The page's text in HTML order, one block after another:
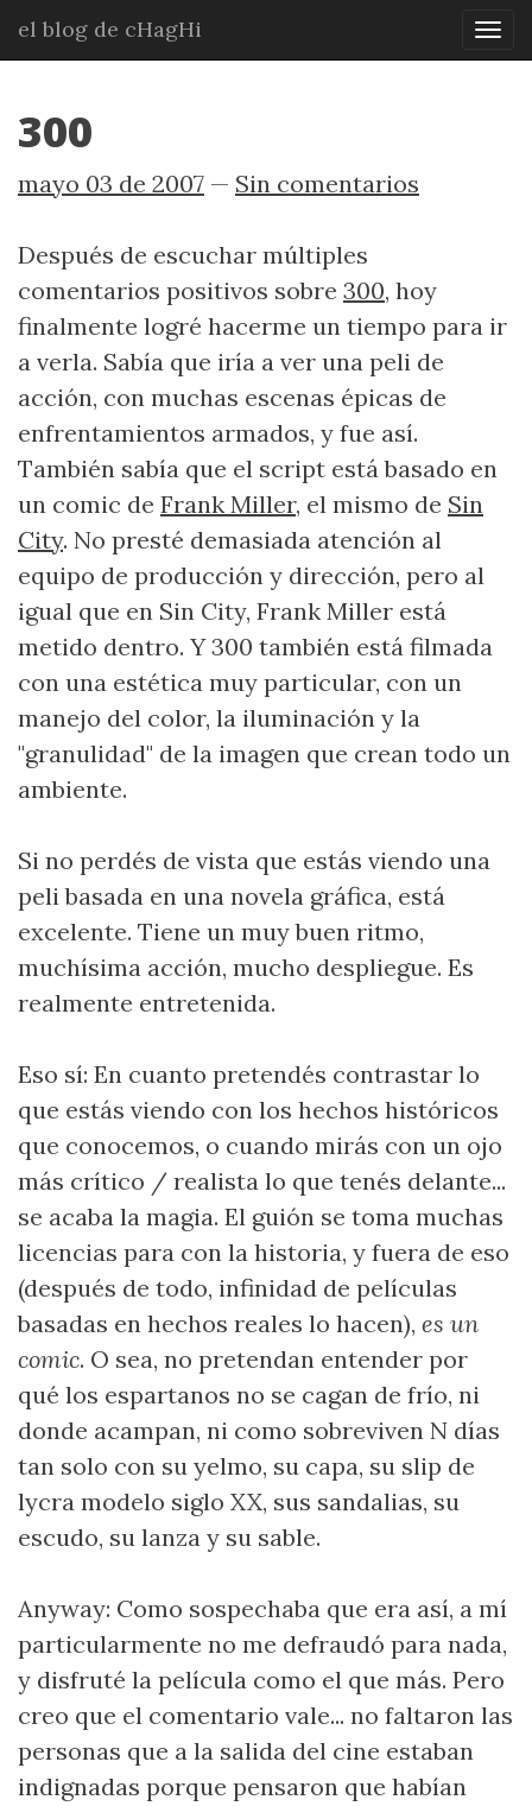
principal
el blog de cHagHi
300
mayo 03 de 2007 Sin comentarios
Después de escuchar múltiples
comentarios positivos sobre 300, hoy
finalmente logré hacerme un tiempo para ir
a verla. Sabía que iría a ver una peli de
acción, con muchas escenas épicas de
enfrentamientos armados, y fue así.
También sabía que el script está basado en
un comic de Frank Miller, el mismo de Sin
City. No presté demasiada atención al
equipo de producción y dirección, pero al
igual que en Sin City, Frank Miller está
metido dentro. Y 300 también está filmada
con una estética muy particular, con un
manejo del color, la iluminación y la
"granulidad" de la imagen que crean todo un
ambiente.
Si no perdés de vista que estás viendo una
peli basada en una novela gráfica, está
excelente. Tiene un muy buen ritmo,
muchísima acción, mucho despliegue. Es
realmente entretenida.
Eso sí: En cuanto pretendés contrastar lo
que estás viendo con los hechos históricos
que conocemos, o cuando mirás con un ojo
más crítico / realista lo que tenés delante...
se acaba la magia. El guión se toma muchas
licencias para con la historia, y fuera de eso
(después de todo, infinidad de películas
basadas en hechos reales lo hacen), es un
comic. O sea, no pretendan entender por
qué los espartanos no se cagan de frío, ni
donde acampan, ni como sobreviven N días
tan solo con su yelmo, su capa, su slip de
lycra modelo siglo XX, sus sandalias, su
escudo, su lanza y su sable.
Anyway: Como sospechaba que era así, a mí
particularmente no me defraudó para nada,
y disfruté la película como el que más. Pero
creo que el comentario vale... no faltaron las
personas que a la salida del cine estaban
indignadas porque pensaron que habían